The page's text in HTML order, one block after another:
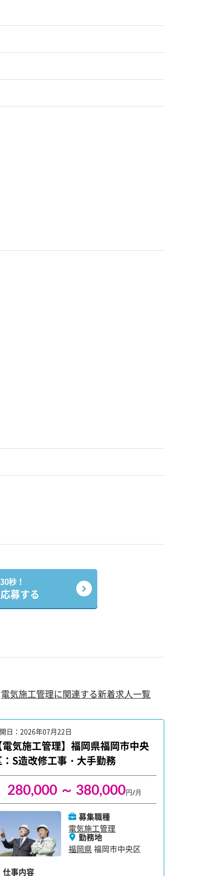
秒！
募する
電気施工管理に関連する新着求人一覧
日：2026年07月22日
電気施工管理】福岡県福岡市中央
：S造改修工事・大手勤務
280,000 ～ 380,000円/月
募集職種
電気施工管理
勤務地
福岡県 福岡市中央区
仕事内容